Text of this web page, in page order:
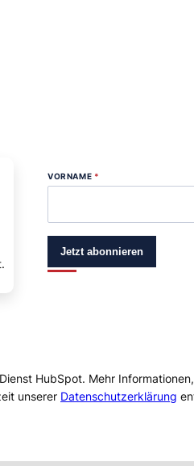
VORNAME *
Jetzt abonnieren
HubSpot. Mehr
unserer Datenschutzerklärung